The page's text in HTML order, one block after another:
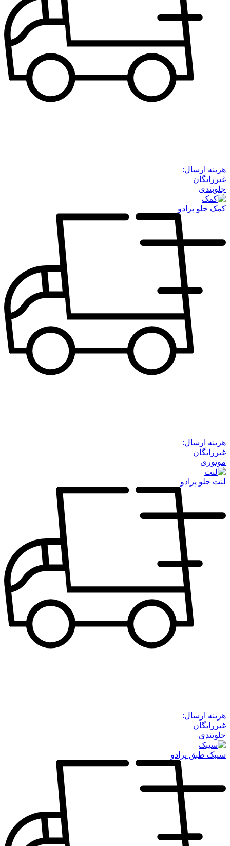
هزینه ارسال:
غیررایگان
جلوبندی
کمک جلو پرادو
هزینه ارسال:
غیررایگان
موتوری
لنت جلو پرادو
هزینه ارسال:
غیررایگان
جلوبندی
سیبک طبق پرادو